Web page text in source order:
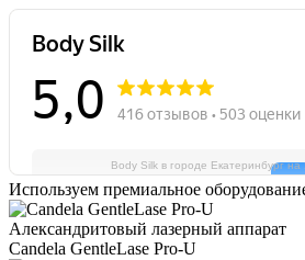
Body Silk в городе Екатеринбург на
Используем премиальное
Александритовый лазерный аппарат
Candela GentleLase Pro-U